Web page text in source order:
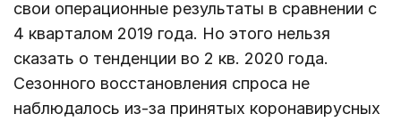
свои операционные результаты в сравнении с
4 кварталом 2019 года. Но этого нельзя
сказать о тенденции во 2 кв. 2020 года.
Сезонного восстановления спроса не
наблюдалось из-за принятых коронавирусных